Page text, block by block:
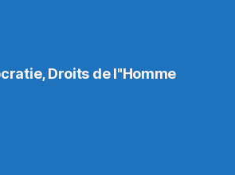
Droits de l"Homme